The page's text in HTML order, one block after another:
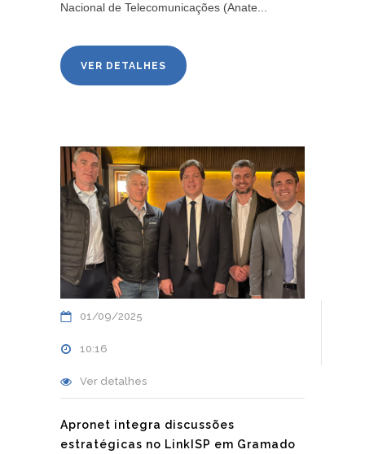
Nacional de Telecomunicações (Anate...
VER DETALHES
01/09/2025
10:16
Ver detalhes
Apronet integra discussões
estratégicas no LinkISP em Gramado